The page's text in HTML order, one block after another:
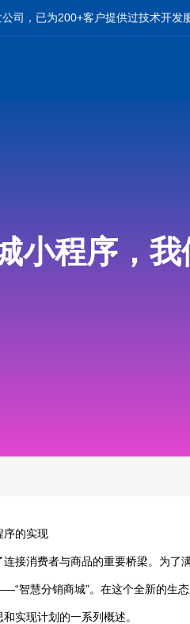
公司，已为200+客户提供过技术开发
小程序，
序的实现
接消费者与商品的重要桥梁。为了
智慧分销商城”。在这个全新的生
实现计划的一系列概述。